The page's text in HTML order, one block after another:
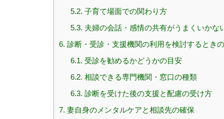
5.2. 子育て場面での関わり方
5.3. 夫婦の会話・感情の共有がうまくいかな
6. 診断・受診・支援機関の利用を検討するとき
6.1. 受診を勧めるかどうかの目安
6.2. 相談できる専門機関・窓口の種類
6.3. 診断を受けた後の支援と配慮の受け方
7. 妻自身のメンタルケアと相談先の確保